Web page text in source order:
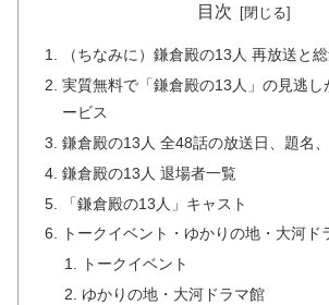
目次
（ちなみに）鎌倉殿の13人 再放送と
実質無料で「鎌倉殿の13人」の見逃し
ービス
鎌倉殿の13人 全48話の放送日、題名
鎌倉殿の13人 退場者一覧
「鎌倉殿の13人」キャスト
トークイベント・ゆかりの地・大河ド
トークイベント
ゆかりの地・大河ドラマ館